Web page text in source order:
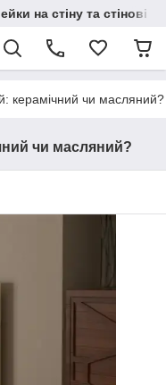
на стіну та стінові
керамічний чи масляний?
чи масляний?